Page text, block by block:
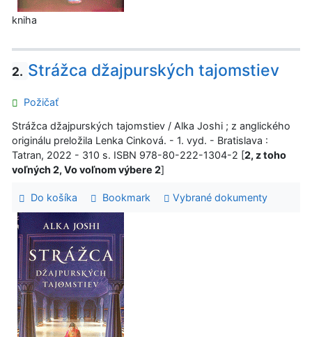
kniha
2. Strážca džajpurských tajomstiev
Požičať
Strážca džajpurských tajomstiev / Alka Joshi ; z anglického
originálu preložila Lenka Cinková. - 1. vyd. - Bratislava :
Tatran, 2022 - 310 s. ISBN 978-80-222-1304-2 [2, z toho
voľných 2, Vo voľnom výbere 2]
Do košíka Bookmark Vybrané dokumenty